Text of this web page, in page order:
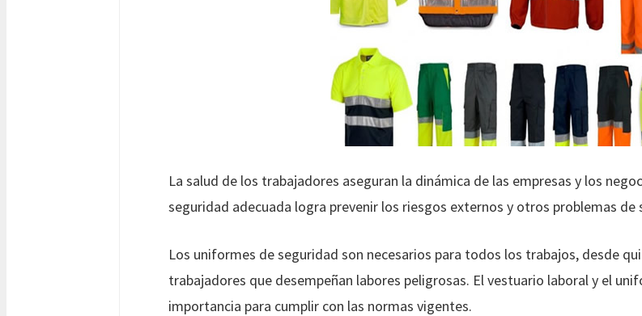
La salud de los trabajadores aseguran la dinámica de las empresas y los
seguridad adecuada logra prevenir los riesgos externos y otros problemas
Los uniformes de seguridad son necesarios para todos los trabajos, desde
trabajadores que desempeñan labores peligrosas. El vestuario laboral y el
importancia para cumplir con las normas vigentes.